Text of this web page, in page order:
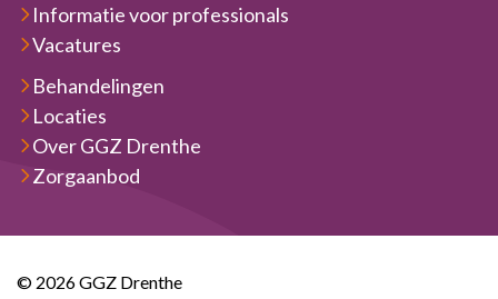
Informatie voor professionals
Vacatures
Behandelingen
Locaties
Over GGZ Drenthe
Zorgaanbod
© 2026 GGZ Drenthe